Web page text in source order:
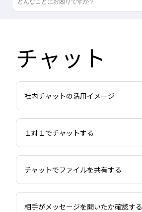
チャット
社内チャットの活用イメージ
１対１でチャットする
チャットでファイルを共有する
相手がメッセージを開いたか確認する